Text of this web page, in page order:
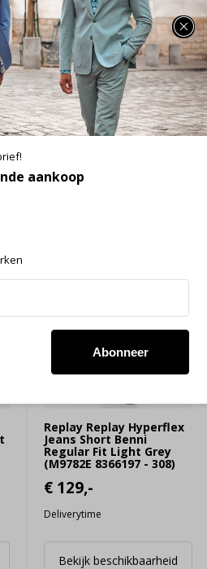
korting op heel veel zomerse items!
Broeken
gehele OUTLET!
Sorteren op:
Replay Replay Hyperflex
Jeans Short Benni
Regular Fit Light Grey
(M9782E 8366197 - 308)
€ 129,-
Deliverytime
Bekijk beschikbaarheid
aankoop
Abonneer